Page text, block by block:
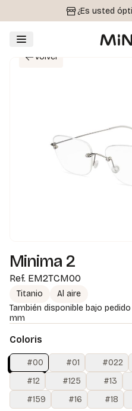
¿Es usted
Volver
Minima 2
Ref. EM2TCM00
Titanio
Al aire
También disponible bajo
mm
Coloris
#00 #01 #022
#12
#125 #13
#159
#16 #18